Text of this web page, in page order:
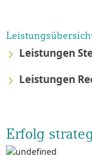
Leistungen
Leistungen
Erfolg